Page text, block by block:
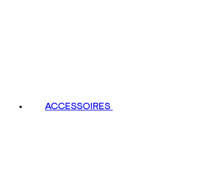
ACCESSOIRES